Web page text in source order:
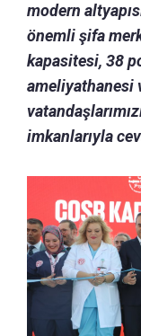
modern
önemli şifa
kapasitesi, 38
ameliyathanesi
imkanlarıyla